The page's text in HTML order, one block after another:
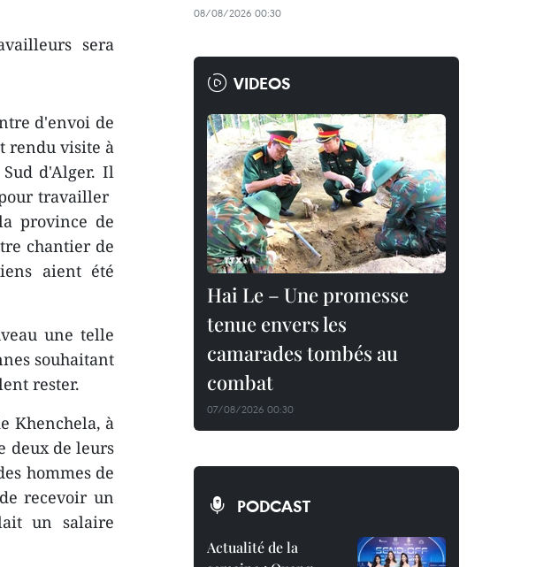
sera
d'envoi de
rendu visite​ à
d'Alger. Il
travailler
province de
chantier de
aient été
une telle
souhaitant
rester.
Khenchela, à
deux de leurs
hommes de
recevoir un
un salaire
08/08/2026 00:30
VIDEOS
Hai Le – Une promesse
tenue envers les
camarades tombés au
combat
07/08/2026 00:30
PODCAST
Actualité de la